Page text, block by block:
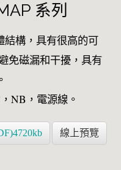
系列
結構，具有很高的可
免磁漏和干擾，具有
NB，電源線。
列 (PDF)4720kb 線上預覽